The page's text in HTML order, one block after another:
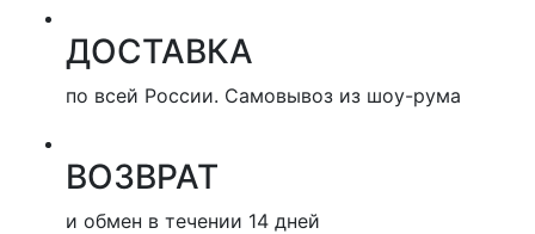
ДОСТАВКА
по всей России. Самовывоз из шоу-рума
ВОЗВРАТ
и обмен в течении 14 дней